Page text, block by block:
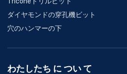
ダイヤモンドの穿孔機ビット
穴のハンマーの下
わたしたち に つい て